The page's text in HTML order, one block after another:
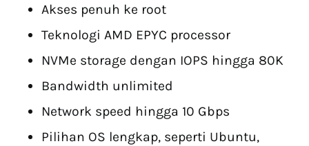
Akses penuh ke root
Teknologi AMD EPYC processor
NVMe storage dengan IOPS hingga 80K
Bandwidth unlimited
Network speed hingga 10 Gbps
Pilihan OS lengkap, seperti Ubuntu,